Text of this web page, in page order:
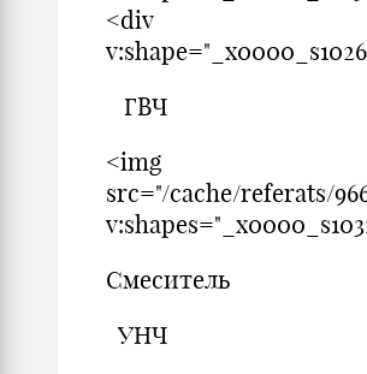
<div
ГВЧ
<img
src="/cache/referats/
Cмеситель
УНЧ